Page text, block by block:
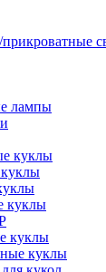
лампы
куклы
куклы
куклы
куклы